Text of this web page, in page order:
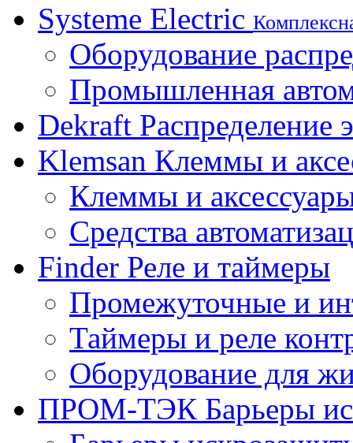
Systeme Electric
Оборудование
Промышленная
Dekraft Распределение
Klemsan Клеммы и
Клеммы и
Средства
Finder Реле и таймеры
Промежуточные и
Таймеры и реле
Оборудование для
ПРОМ-ТЭК Барьеры